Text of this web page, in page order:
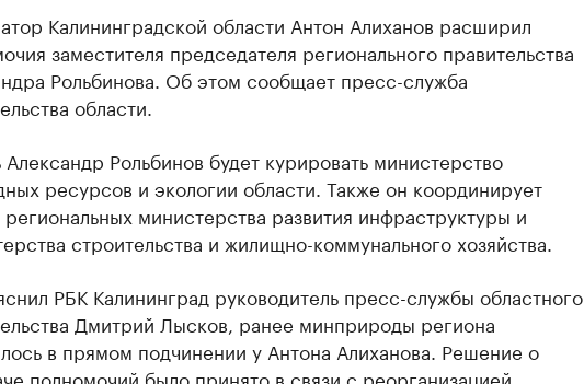
Калининградской области Антон Алиханов расширил
заместителя председателя регионального правительства
Рольбинова. Об этом сообщает пресс-служба
области.
Рольбинов будет курировать министерство
ресурсов и экологии области. Также он координирует
региональных министерства развития инфраструктуры и
строительства и жилищно-коммунального хозяйства.
РБК Калининград руководитель пресс-службы областного
Дмитрий Лысков, ранее минприроды региона
в прямом подчинении у Антона Алиханова. Решение о
полномочий было принято в связи с реорганизацией